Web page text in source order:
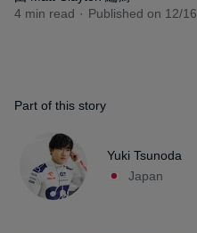
4 min read
Published on 12/
Part of this story
Yuki Tsunoda
Japan